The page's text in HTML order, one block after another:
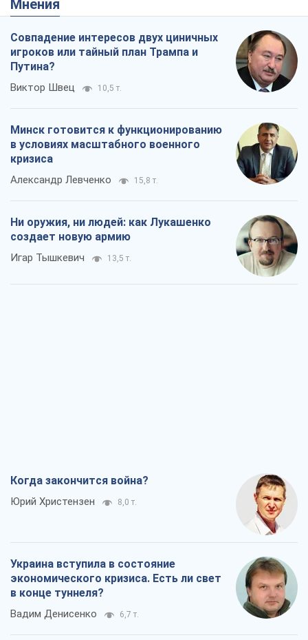
Мнения
Совпадение интересов двух циничных
игроков или тайный план Трампа и
Путина?
Виктор Швец 10,5 т.
Минск готовится к функционированию
в условиях масштабного военного
кризиса
Александр Левченко 15,8 т.
Ни оружия, ни людей: как Лукашенко
создает новую армию
Игар Тышкевич 13,5 т.
Когда закончится война?
Юрий Христензен 8,0 т.
Украина вступила в состояние
экономического кризиса. Есть ли свет
в конце туннеля?
Вадим Денисенко 6,7 т.